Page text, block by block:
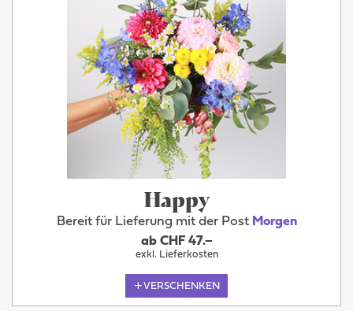
Happy
Bereit für Lieferung mit der Post Morgen
ab CHF 47.–
exkl. Lieferkosten
VERSCHENKEN